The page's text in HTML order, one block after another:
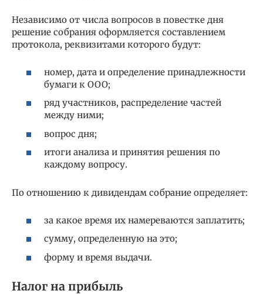
Независимо от числа вопросов в повестке дня
решение собрания оформляется составлением
протокола, реквизитами которого будут:
номер, дата и определение принадлежности
бумаги к ООО;
ряд участников, распределение частей
между ними;
вопрос дня;
итоги анализа и принятия решения по
каждому вопросу.
По отношению к дивидендам собрание определяет:
за какое время их намереваются заплатить;
сумму, определенную на это;
форму и время выдачи.
Налог на прибыль